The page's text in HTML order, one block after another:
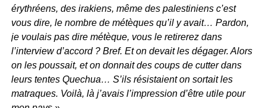
érythréens, des irakiens, même des palestiniens c’est
vous dire, le nombre de métèques qu’il y avait… Pardon,
je voulais pas dire métèque, vous le retirerez dans
l’interview d’accord ? Bref. Et on devait les dégager. Alors
on les poussait, et on donnait des coups de cutter dans
leurs tentes Quechua… S’ils résistaient on sortait les
matraques. Voilà, là j’avais l’impression d’être utile pour